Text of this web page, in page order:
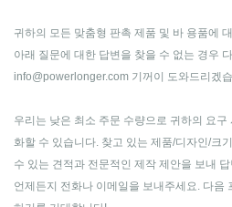
귀하의 모든 맞춤형 판촉 제품 및 바 용품에
아래 질문에 대한 답변을 찾을 수 없는 경우
info@powerlonger.com 기꺼이 도와드리겠
우리는 낮은 최소 주문 수량으로 귀하의 요
화할 수 있습니다. 찾고 있는 제품/디자인/크
수 있는 견적과 전문적인 제작 제안을 보내
언제든지 전화나 이메일을 보내주세요. 다음